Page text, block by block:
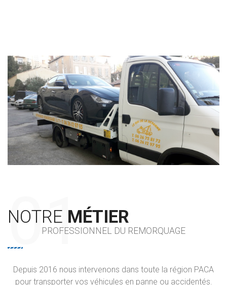
NOTRE MÉTIER
PROFESSIONNEL DU REMORQUAGE
Depuis 2016 nous intervenons dans toute la région PACA
pour transporter vos véhicules en panne ou accidentés.